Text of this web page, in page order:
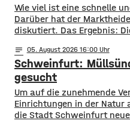
​​Wie viel ist eine schnelle
Darüber hat der
diskutiert. Das Ergebnis:
finanziell unterstützen.
diesem Jahr an den
Krankenhauses. Denn:
120 Menschen aus
notes 05. August 2026 16:00
Schweinfurt:
gesucht
Um auf die zunehmende
Einrichtungen in der Natur
die Stadt Schweinfurt